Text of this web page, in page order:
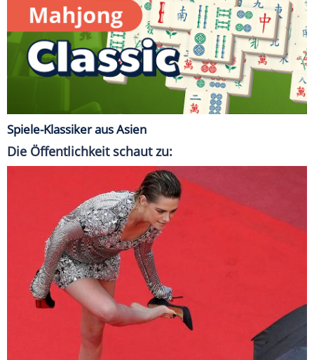
Spiele-Klassiker aus Asien
Die Öffentlichkeit schaut zu: